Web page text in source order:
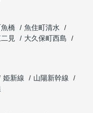
橋
魚住町清水
見
大久保町西島
姫新線
山陽新幹線